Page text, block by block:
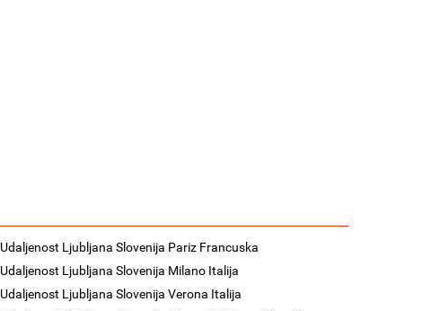
Udaljenost Ljubljana Slovenija Pariz Francuska
Udaljenost Ljubljana Slovenija Milano Italija
Udaljenost Ljubljana Slovenija Verona Italija